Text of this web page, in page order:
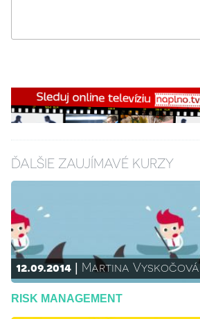
ĎALŠIE ZAUJÍMAVÉ KURZY
12.09.2014 Martina Vyskočová
RISK MANAGEMENT